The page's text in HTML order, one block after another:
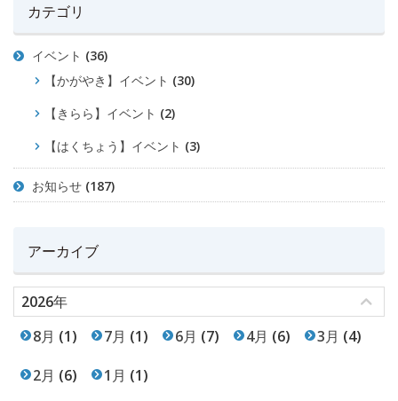
カテゴリ
イベント (36)
【かがやき】イベント (30)
【きらら】イベント (2)
【はくちょう】イベント (3)
お知らせ (187)
アーカイブ
2026年
8月 (1) 7月 (1) 6月 (7) 4月 (6) 3月 (4)
2月 (6) 1月 (1)